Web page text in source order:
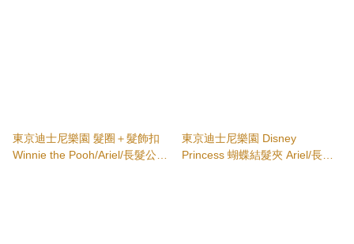
東京迪士尼樂園 髮圈＋髮飾扣
Winnie the Pooh/Ariel/長髮公主
東京迪士尼樂園 Disney
Princess 蝴蝶結髮夾 Ariel/長髮